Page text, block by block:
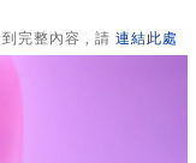
完整內容 , 請 連結此處